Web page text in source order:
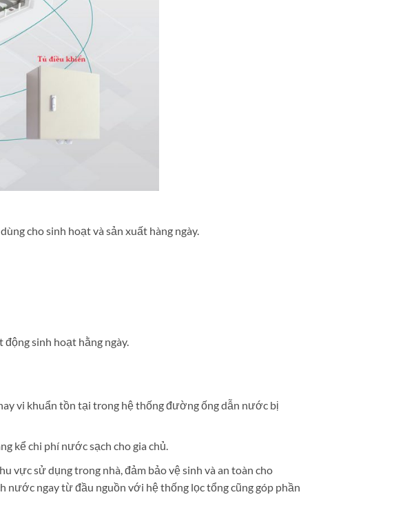
cho sinh hoạt và sản xuất hàng ngày.
sinh hoạt hằng ngày.
vi khuẩn tồn tại trong hệ thống đường ống dẫn nước bị
kể chi phí nước sạch cho gia chủ.
vực sử dụng trong nhà, đảm bảo vệ sinh và an toàn cho
nước ngay từ đầu nguồn với hệ thống lọc tổng cũng góp phần